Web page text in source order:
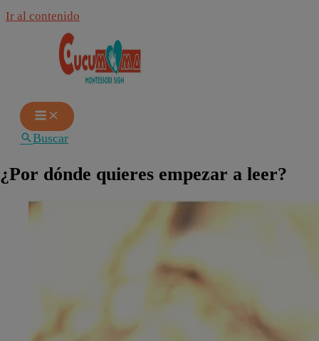
Ir al contenido
Buscar
¿Por dónde quieres empezar a leer?